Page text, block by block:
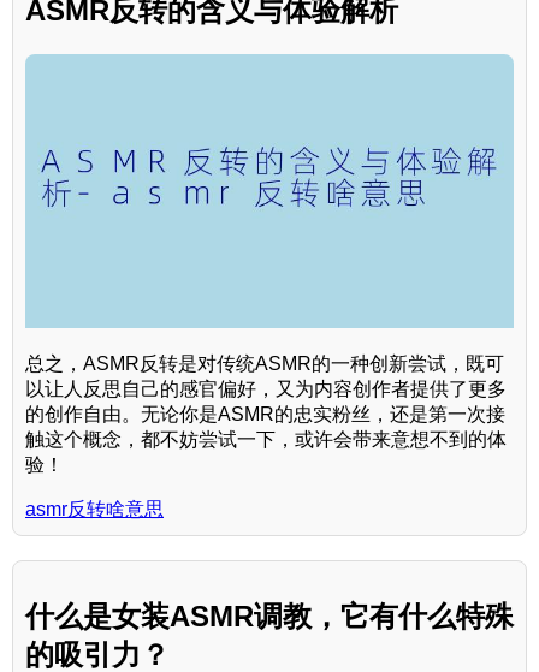
ASMR反转的含义与体验解析
总之，ASMR反转是对传统ASMR的一种创新尝试，既可
以让人反思自己的感官偏好，又为内容创作者提供了更多
的创作自由。无论你是ASMR的忠实粉丝，还是第一次接
触这个概念，都不妨尝试一下，或许会带来意想不到的体
验！
asmr反转啥意思
什么是女装ASMR调教，它有什么特殊
的吸引力？